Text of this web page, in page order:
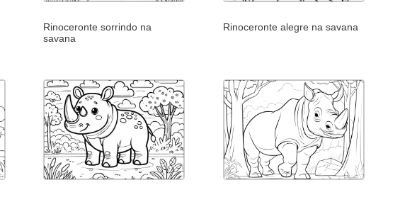
Rinoceronte sorrindo na
savana
Rinoceronte alegre na savana